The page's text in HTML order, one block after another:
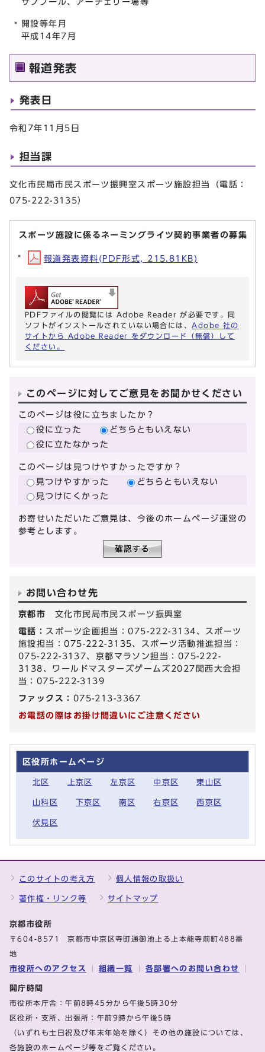
開設等年月
平成14年7月
報道発表
発表日
令和7年11月5日
担当課
文化市民局市民スポーツ振興室スポーツ施設担当（電話：
075-222-3135）
スポーツ施設に係るネーミングライツ契約事業者の募集
報道発表資料(PDF形式, 215.81KB)
PDFファイルの閲覧には Adobe Reader が必要です。同
ソフトがインストールされていない場合には、 Adobe 社の
サイトから Adobe Reader をダウンロード（無償）して
ください。
このページに対してご意見をお聞かせください
このページは役に立ちましたか？
役に立った
どちらともいえない
役に立たなかった
このページは見つけやすかったですか？
見つけやすかった
どちらともいえない
見つけにくかった
お寄せいただいたご意見は、今後のホームページ運営の
参考とします。
お問い合わせ先
京都市 文化市民局市民スポーツ振興室
電話： スポーツ企画担当：075-222-3134、スポーツ
施設担当：075-222-3135、スポーツ活動推進担当：
075-222-3137、京都マラソン担当：075-222-
3138、ワールドマスターズゲームズ2027関西大会担
当：075-222-3139
ファックス： 075-213-3367
お電話の際はお掛け間違いにご注意ください
区役所ホームページ
北区 上京区 左京区 中京区 東山区
山科区 下京区 南区 右京区 西京区
伏見区
このサイトの考え方 個人情報の取扱い
著作権・リンク等 サイトマップ
京都市役所
〒604-8571 京都市中京区寺町通御池上る上本能寺前町488番
地
市役所へのアクセス 組織一覧 各部署へのお問い合わせ
開庁時間
市役所本庁舎：午前8時45分から午後5時30分
区役所・支所、出張所：午前9時から午後5時
（いずれも土日祝及び年末年始を除く）その他の施設については、
各施設のホームページ等をご覧ください。